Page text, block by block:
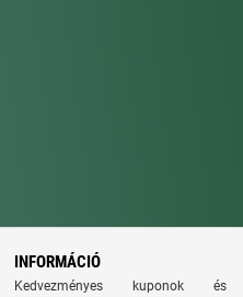
INFORMÁCIÓ
Kedvezményes kuponok és